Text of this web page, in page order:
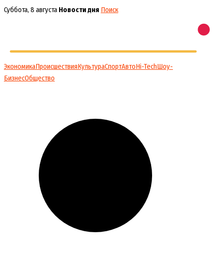
Перейти
Суббота, 8 августа Новости дня Поиск
ЭкономикаПроисшествияКультураСпортАвтоHi-TechШоу-
БизнесОбщество